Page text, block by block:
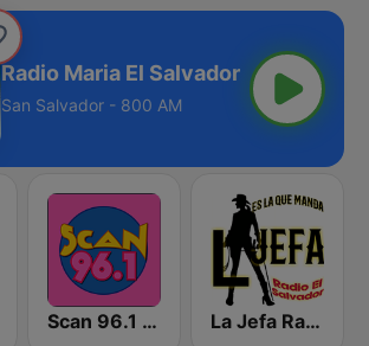
Radio Maria El Salvador
San Salvador - 800 AM
Scan 96.1 FM La Jefa Radio El Salvador